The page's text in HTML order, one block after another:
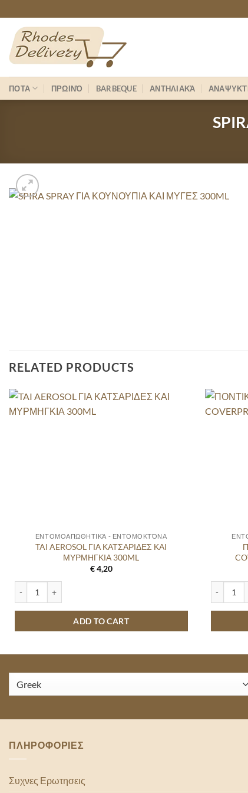
to
content
ΠΟΤΑ ΠΡΩΙΝΌ BARBEQUE ΑΝΤΗΛΙΑΚΆ
RELATED PRODUCTS
ΕΝΤΟΜΟΑΠΩΘΗΤΙΚΆ - ΕΝΤΟΜΟΚΤΌΝΑ
TAI AEROSOL ΓΙΑ ΚΑΤΣΑΡΙΔΕΣ ΚΑΙ
ΜΥΡΜΗΓΚΙΑ 300ML
€4,20
ADD TO CART
ΠΛΗΡΟΦΟΡΙΕΣ
Συχνες Ερωτησεις